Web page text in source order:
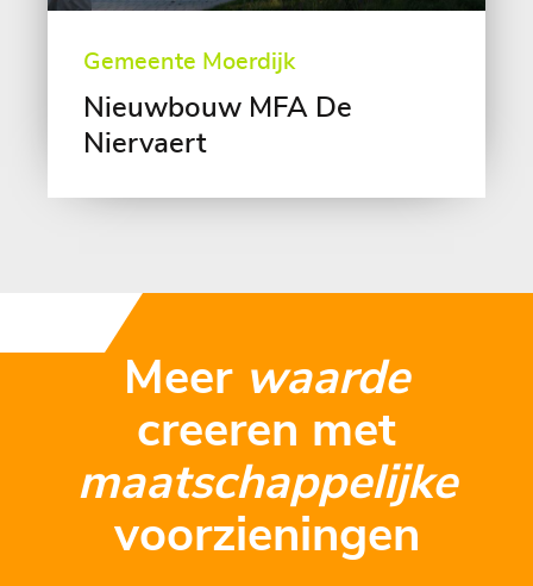
Gemeente Moerdijk
Nieuwbouw MFA De
Niervaert
Meer waarde
creeren met
maatschappelijke
voorzieningen